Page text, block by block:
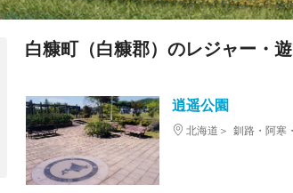
白糠町（白糠郡）のレジャー・
逍遥公園
北海道 釧路・阿寒